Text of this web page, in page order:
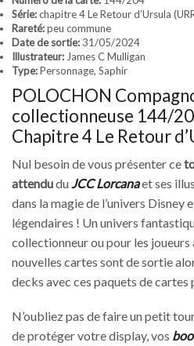
Série:chapitre 4 Le Retour d’Ursula
Rareté:peu commune
Date de sortie: 31/05/2024
Illustrateur: James C Mulligan
Type:Personnage, Saphir
POLOCHON
collectionneuse 144/
Chapitre 4 Le Retour
Nul besoin de vous présenter ce
attenduduJCC Lorcanaet ses
dans la magie de l’univers Disney
légendaires ! Un univers
collectionneur ou pour les
nouvelles cartes sont de sortie
decks avec ces paquets de cartes
N’oubliez pas de faire un petit
de protéger votre display, vos